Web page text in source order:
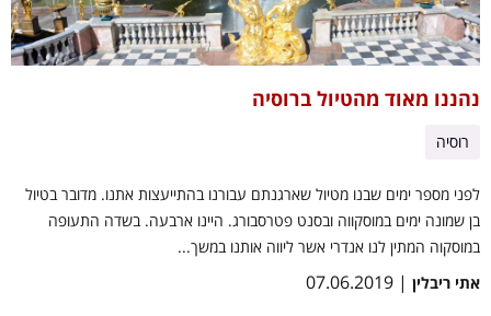
נהננו מאוד מהטיול ברוסיה
רוסיה
לפני מספר ימים שבנו מטיול שארגנתם עבורנו בהתייעצות אתנו. מדובר בטיול
בן שמונה ימים במוסקווה ובסנט פטרסבורג. היינו ארבעה. בשדה התעופה
במוסקוה המתין לנו אנדרי אשר ליווה אותנו במשך...
אתי ריבלין | 07.06.2019